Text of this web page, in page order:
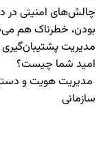
چالش‌های امنیتی در
بودن، خطرناک هم
مدیریت پشتیبان‌گیری
امید شما چیست؟
مدیریت هویت و
سازمانی